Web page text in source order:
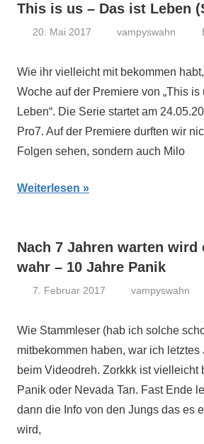
This is us – Das ist Leben
20. Mai 2017 vampyswahn
Wie ihr vielleicht mit bekommen
Woche auf der Premiere von „This is
Leben“. Die Serie startet am
Pro7. Auf der Premiere durften wir
Folgen sehen, sondern auch Milo
Weiterlesen
Nach 7 Jahren warten wird
wahr – 10 Jahre Panik
7. Februar 2017 vampyswahn
Wie Stammleser (hab ich solche
mitbekommen haben, war ich letztes
beim Videodreh. Zorkkk ist vielleicht
Panik oder Nevada Tan. Fast Ende
dann die Info von den Jungs das es
wird,